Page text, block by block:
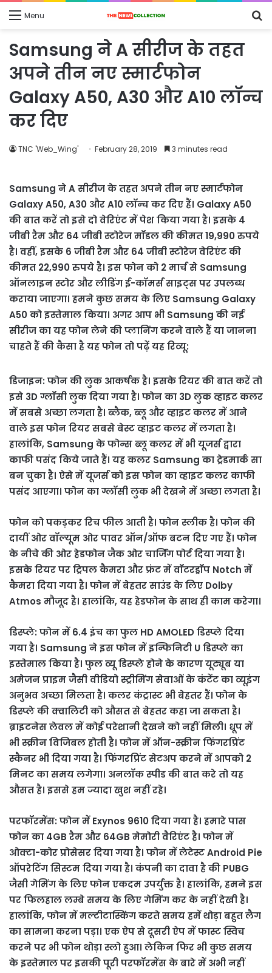
Menu
Samsung ने A सीरीज के तहत
अपने तीन नए स्मार्टफोन
Galaxy A50, A30 और A10 लॉन्च
कर दिए
TNC 'Web_Wing' February 28, 2019 3 minutes read
Samsung ने A सीरीज के तहत अपने तीन नए स्मार्टफोन
Galaxy A50, A30 और A10 लॉन्च कर दिए हैं। Galaxy A50
की बात करें तो इसे दो वेरिएंट में पेश किया गया है। इसके 4
जीबी रैम और 64 जीबी स्टोरेज मॉडल की कीमत 19,990 रुपये
है। वहीं, इसके 6 जीबी रैम और 64 जीबी स्टोरेज वेरिएंट की
कीमत 22,990 रुपये है। इस फोन को 2 मार्च से Samsung
ऑनलाइन स्टोर और लीडिंग ई-कॉमर्स साइट्स पर उपलब्ध
कराया जाएगा। हमने कुछ समय के लिए Samsung Galaxy
A50 को इस्तेमाल किया। अगर आप भी Samsung की नई
सीरीज का यह फोन लेने की प्लानिंग करने वाले हैं या जानना
चाहते हैं की कैसा है यह फोन तो पढ़ें यह रिव्यू:
डिजाइन: फोन की लुक आकर्षक है। इसके रियर की बात करें तो
इसे 3D ग्लॉसी लुक दिया गया है। फोन का 3D लुक व्हाइट कलर
में सबसे अच्छा लगता है। ब्लैक, ब्लू और व्हाइट कलर में आने
वाले इस फोन रियर सबसे बेस्ट व्हाइट कलर में लगता है।
हालांकि, Samsung के फोन्स ब्लू कलर में भी यूजर्स द्वारा
काफी पसंद किये जाते हैं। यह कलर Samsung का ट्रेडमार्क सा
बन चुका है। ऐसे में यूजर्स को इस फोन का व्हाइट कलर काफी
पसंद आएगा। फोन का ग्लॉसी लुक भी देखने में अच्छा लगता है।
फोन को पकड़कर रिच फील आती है। फोन स्लीक है। फोन की
दायीं ओर वॉल्यूम ओर पावर ऑन/ऑफ बटन दिए गए हैं। फोन
के नीचे की ओर हेडफोन जैक ओर चार्जिंग पोर्ट दिया गया है।
इसके रियर पर ट्रिपल कैमरा और फ्रंट में वॉटरड्रॉप Notch में
कैमरा दिया गया है। फोन में बेहतर साउंड के लिए Dolby
Atmos मौजूद है। हालांकि, यह हेडफोन के साथ ही काम करेगा।
डिस्प्ले: फोन में 6.4 इंच का फुल HD AMOLED डिस्प्ले दिया
गया है। Samsung ने इस फोन में इन्फिनिटी U डिस्प्ले का
इस्तेमाल किया है। फुल व्यू डिस्प्ले होने के कारण यूट्यूब या
अमेजन प्राइम जैसी वीडियो स्ट्रीमिंग सेवाओं के कंटेंट का व्यूइंग
अनुभव अच्छा मिलता है। कलर कंट्रास्ट भी बेहतर हैं। फोन के
डिस्प्ले की क्वालिटी को औसत से बेहतर कहा जा सकता है।
ब्राइटनेस लेवल में कोई परेशानी देखने को नहीं मिली। धूप में
भी स्क्रीन विजिबल होती है। फोन में ऑन-स्क्रीन फिंगरप्रिंट
स्कैनर भी दिया गया है। फिंगरप्रिंट सेटअप करने में आपको 2
मिनट का समय लगेगा। अनलॉक स्पीड की बात करे तो यह
औसत है। इससे हम ज्यादा खुश नहीं रहे।
परफॉरमेंस: फोन में Exynos 9610 दिया गया है। हमारे पास
फोन का 4GB रैम और 64GB मेमोरी वैरिएंट है। फोन में
ओक्टा-कोर प्रोसेसर दिया गया है। फोन में लेटेस्ट Android Pie
ऑपरेटिंग सिस्टम दिया गया है। कंपनी का दावा है की PUBG
जैसी गेमिंग के लिए फोन एकदम उपर्युक्त है। हालांकि, हमने इस
पर फिलहाल लम्बे समय के लिए गेमिंग कर के नहीं देखी है।
हालांकि, फोन में मल्टीटास्किंग करते समय हमें थोड़ा बहुत लैग
का सामना करना पड़ा। एक ऐप से दूसरी ऐप में फास्ट स्विच
करने पर भी फोन थोड़ा स्लो हुआ। लेकिन फिर भी कुछ समय
के इस्तेमाल पर इसकी पूरी परफॉरमेंस के बारे में अभी नहीं